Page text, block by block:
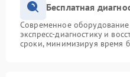
Бесплатная
Современное
экспресс-диагностику и
сроки, минимизируя время